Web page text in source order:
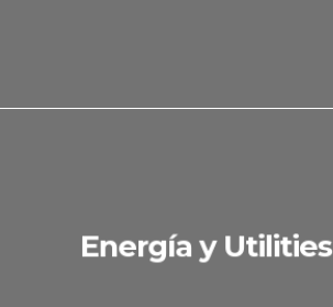
Energía y Utilities